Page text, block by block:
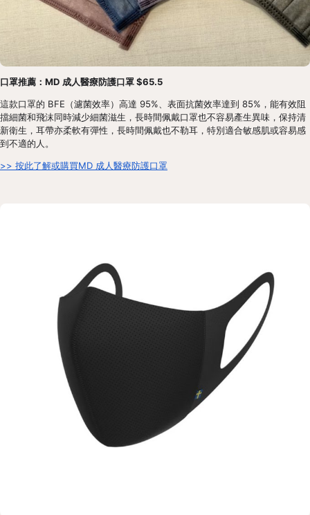
口罩推薦：MD 成人醫療防護口罩 $65.5
這款口罩的 BFE（濾菌效率）高達 95%、表面抗菌效率達到 85%，能有效阻
擋細菌和飛沫同時減少細菌滋生，長時間佩戴口罩也不容易產生異味，保持清
新衛生，耳帶亦柔軟有彈性，長時間佩戴也不勒耳，特別適合敏感肌或容易感
到不適的人。
>> 按此了解或購買MD 成人醫療防護口罩